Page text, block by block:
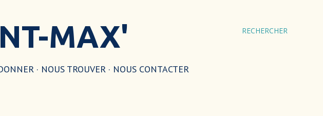
RECHERCHER
MAX'
NOUS TROUVER NOUS CONTACTER